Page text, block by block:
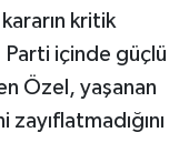
kritik
içinde güçlü
Özel, yaşanan